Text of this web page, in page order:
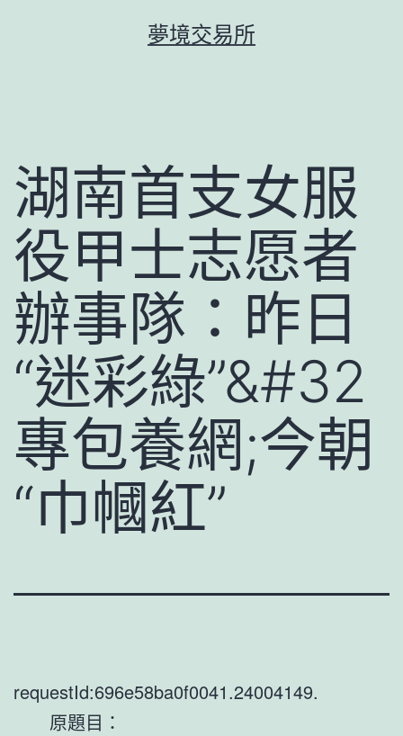
夢境交易所
湖南首支女服
役甲士志愿者
辦事隊：昨日
“迷彩綠”&#32
專包養網;今朝
“巾幗紅”
requestId:696e58ba0f0041.24004149.
原題目：